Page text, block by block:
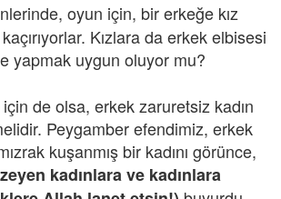
oyun için, bir erkeğe kız
Kızlara da erkek elbisesi
yapmak uygun oluyor mu?
de olsa, erkek zaruretsiz kadın
Peygamber efendimiz, erkek
kuşanmış bir kadını görünce,
kadınlara ve kadınlara